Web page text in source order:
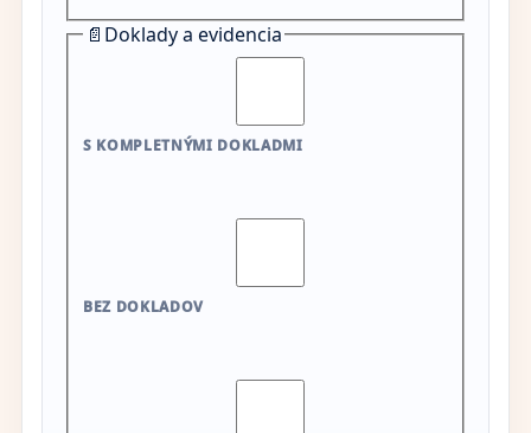
📄 Doklady a evidencia
S KOMPLETNÝMI DOKLADMI
BEZ DOKLADOV